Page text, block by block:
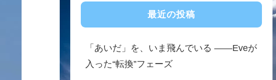
最近の投稿
「あいだ」を、いま飛んでいる ——Eveが
入った“転換”フェーズ